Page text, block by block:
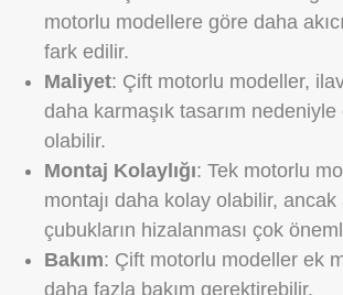
motorlu modellere göre daha
fark edilir.
Maliyet: Çift motorlu modeller,
daha karmaşık tasarım nedeniyle
olabilir.
Montaj Kolaylığı: Tek motorlu
montajı daha kolay olabilir, ancak
çubukların hizalanması çok
Bakım: Çift motorlu modeller ek
daha fazla bakım gerektirebilir.